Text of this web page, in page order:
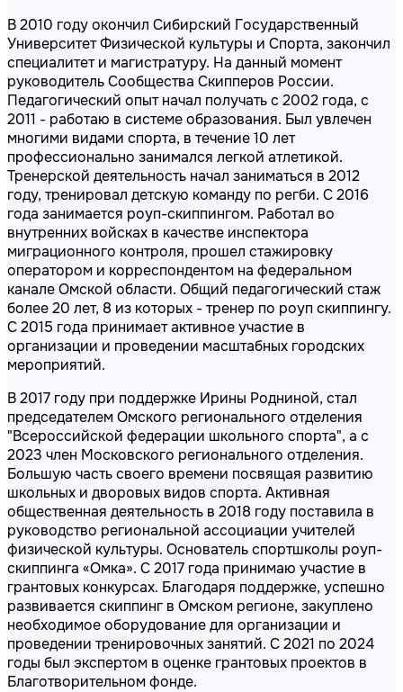
В 2010 году окончил Сибирский Государственный
Университет Физической культуры и Спорта, закончил
специалитет и магистратуру. На данный момент
руководитель Сообщества Скипперов России.
Педагогический опыт начал получать с 2002 года, с
2011 - работаю в системе образования. Был увлечен
многими видами спорта, в течение 10 лет
профессионально занимался легкой атлетикой.
Тренерской деятельность начал заниматься в 2012
году, тренировал детскую команду по регби. С 2016
года занимается роуп-скиппингом. Работал во
внутренних войсках в качестве инспектора
миграционного контроля, прошел стажировку
оператором и корреспондентом на федеральном
канале Омской области. Общий педагогический стаж
более 20 лет, 8 из которых - тренер по роуп скиппингу.
С 2015 года принимает активное участие в
организации и проведении масштабных городских
мероприятий.
В 2017 году при поддержке Ирины Родниной, стал
председателем Омского регионального отделения
"Всероссийской федерации школьного спорта", а с
2023 член Московского регионального отделения.
Большую часть своего времени посвящая развитию
школьных и дворовых видов спорта. Активная
общественная деятельность в 2018 году поставила в
руководство региональной ассоциации учителей
физической культуры. Основатель спортшколы роуп-
скиппинга «Омка». С 2017 года принимаю участие в
грантовых конкурсах. Благодаря поддержке, успешно
развивается скиппинг в Омском регионе, закуплено
необходимое оборудование для организации и
проведении тренировочных занятий. С 2021 по 2024
годы был экспертом в оценке грантовых проектов в
Благотворительном фонде.